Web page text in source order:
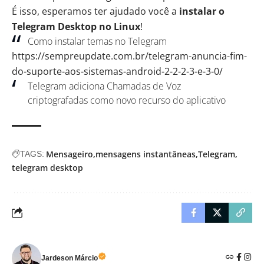
É isso, esperamos ter ajudado você a instalar o
Telegram Desktop no Linux!
Como instalar temas no Telegram
https://sempreupdate.com.br/telegram-anuncia-fim-
do-suporte-aos-sistemas-android-2-2-2-3-e-3-0/
Telegram adiciona Chamadas de Voz
criptografadas como novo recurso do aplicativo
TAGS: Mensageiro mensagens instantâneas Telegram
telegram desktop
Jardeson Márcio